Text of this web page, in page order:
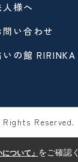
人様へ
問い合わせ
いの館 RIRINKA
Reserved.
ついて」 をご確認